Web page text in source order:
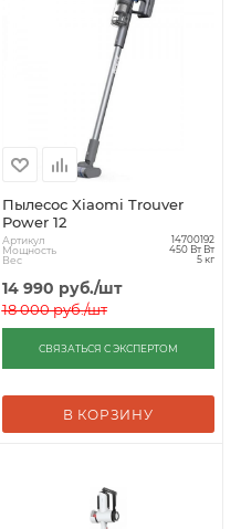
Пылесос Xiaomi Trouver
Power 12
Артикул 14700192
Мощность 450 Вт Вт
Вес 5 кг
14 990 руб./шт
18 000руб./шт
СВЯЗАТЬСЯ С ЭКСПЕРТОМ
В КОРЗИНУ